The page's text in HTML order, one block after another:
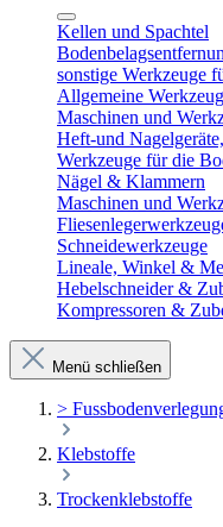
Kellen und Spachtel
sonstige Werkzeuge
Allgemeine
Maschinen und
Heft-und
Werkzeuge für die
Nägel & Klammern
Maschinen und
Schneidewerkzeuge
Lineale, Winkel &
Hebelschneider &
Kompressoren &
Menü schließen
>
Klebstoffe
Trockenklebstoffe